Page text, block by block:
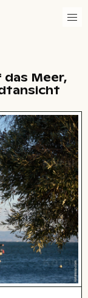
das Meer,